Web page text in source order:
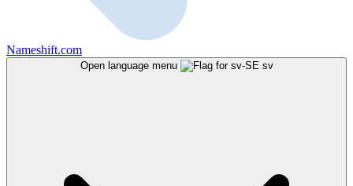
Nameshift.com
Open language menu sv